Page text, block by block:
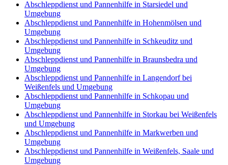
Abschleppdienst und Pannenhilfe in Starsiedel und
Umgebung
Abschleppdienst und Pannenhilfe in Hohenmölsen und
Umgebung
Abschleppdienst und Pannenhilfe in Schkeuditz und
Umgebung
Abschleppdienst und Pannenhilfe in Braunsbedra und
Umgebung
Abschleppdienst und Pannenhilfe in Langendorf bei
Weißenfels und Umgebung
Abschleppdienst und Pannenhilfe in Schkopau und
Umgebung
Abschleppdienst und Pannenhilfe in Storkau bei Weißenfels
und Umgebung
Abschleppdienst und Pannenhilfe in Markwerben und
Umgebung
Abschleppdienst und Pannenhilfe in Weißenfels, Saale und
Umgebung